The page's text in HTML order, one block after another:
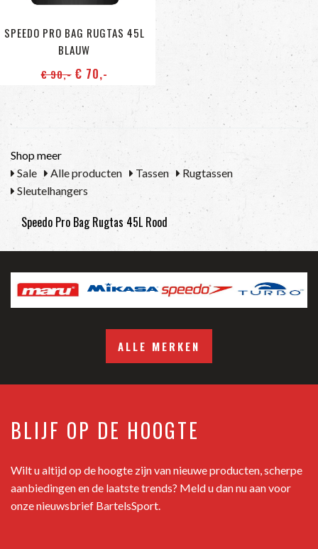
SPEEDO PRO BAG RUGTAS 45L
BLAUW
€ 90,-€ 70,-
Shop meer
Sale
Alle producten Tassen
Rugtassen
Sleutelhangers
Speedo Pro Bag Rugtas 45L Rood
ALLE MERKEN
BLIJF OP DE HOOGTE
Wilt u altijd op de hoogte zijn van nieuwe producten, scherpe
aanbiedingen en de laatste trends? Meld u dan nu aan voor
onze nieuwsbrief BartelsSport.